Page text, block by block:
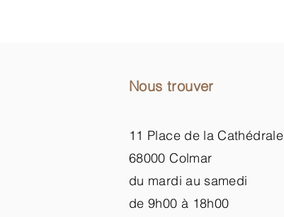
Nous trouver
11 Place de la Cathédrale
68000 Colmar
du mardi au samedi
de 9h00 à 18h00